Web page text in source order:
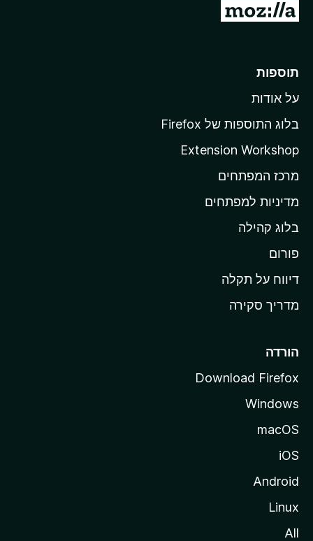
מ
ד
ף
ב
י
ת
ל
M
i
l
תוספות
על אודות
בלוג התוספות של Firefox
Extension Workshop
מרכז המפתחים
מדיניות למפתחים
בלוג קהילה
פורום
דיווח על תקלה
מדריך סקירה
הורדה
Download Firefox
Windows
macOS
iOS
Android
Linux
All